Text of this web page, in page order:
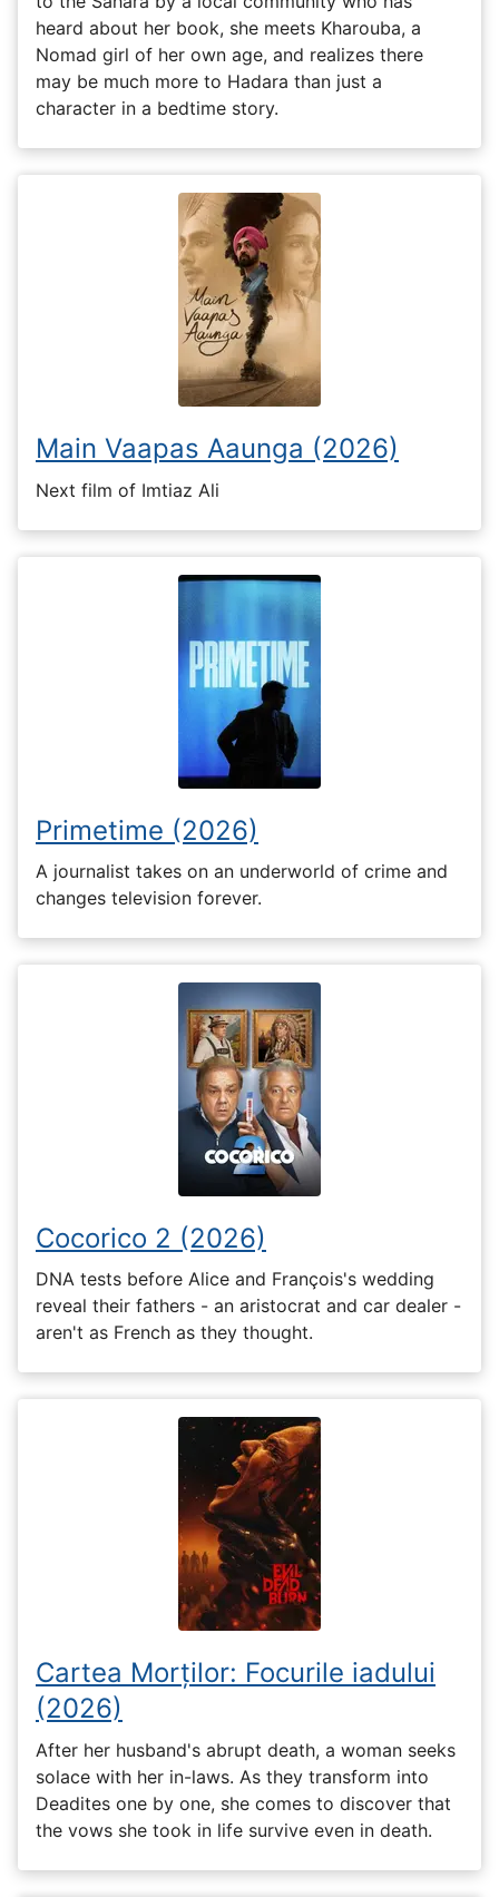
heard about her book, she meets Kharouba, a
Nomad girl of her own age, and realizes there
may be much more to Hadara than just a
character in a bedtime story.
Main Vaapas Aaunga (2026)
Next film of Imtiaz Ali
Primetime (2026)
A journalist takes on an underworld of crime and
changes television forever.
Cocorico 2 (2026)
DNA tests before Alice and François's wedding
reveal their fathers - an aristocrat and car dealer -
aren't as French as they thought.
Cartea Morților: Focurile iadului
(2026)
After her husband's abrupt death, a woman seeks
solace with her in-laws. As they transform into
Deadites one by one, she comes to discover that
the vows she took in life survive even in death.